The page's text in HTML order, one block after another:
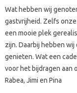
Wat hebben wij
gastvrijheid. Zelfs
een mooie plek
zijn. Daarbij hebben
genieten. Wat een
voor het bijdragen aan
Rabea, Jimi en Pina